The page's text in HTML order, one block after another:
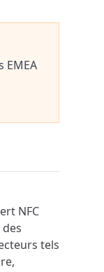
EMEA
NFC
tels